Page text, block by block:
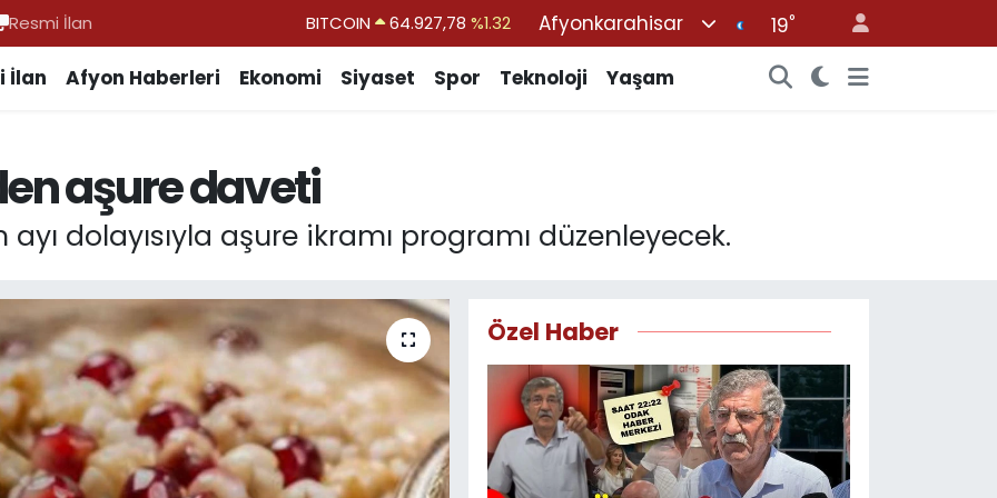
Resmi İlan DOLAR 47,5894%0.08
EURO
Afyonkarahisar 19°
İlan Afyon Haberleri Ekonomi Siyaset Spor Teknoloji Yaşam
aşure daveti
dolayısıyla aşure ikramı programı düzenleyecek.
Özel Haber